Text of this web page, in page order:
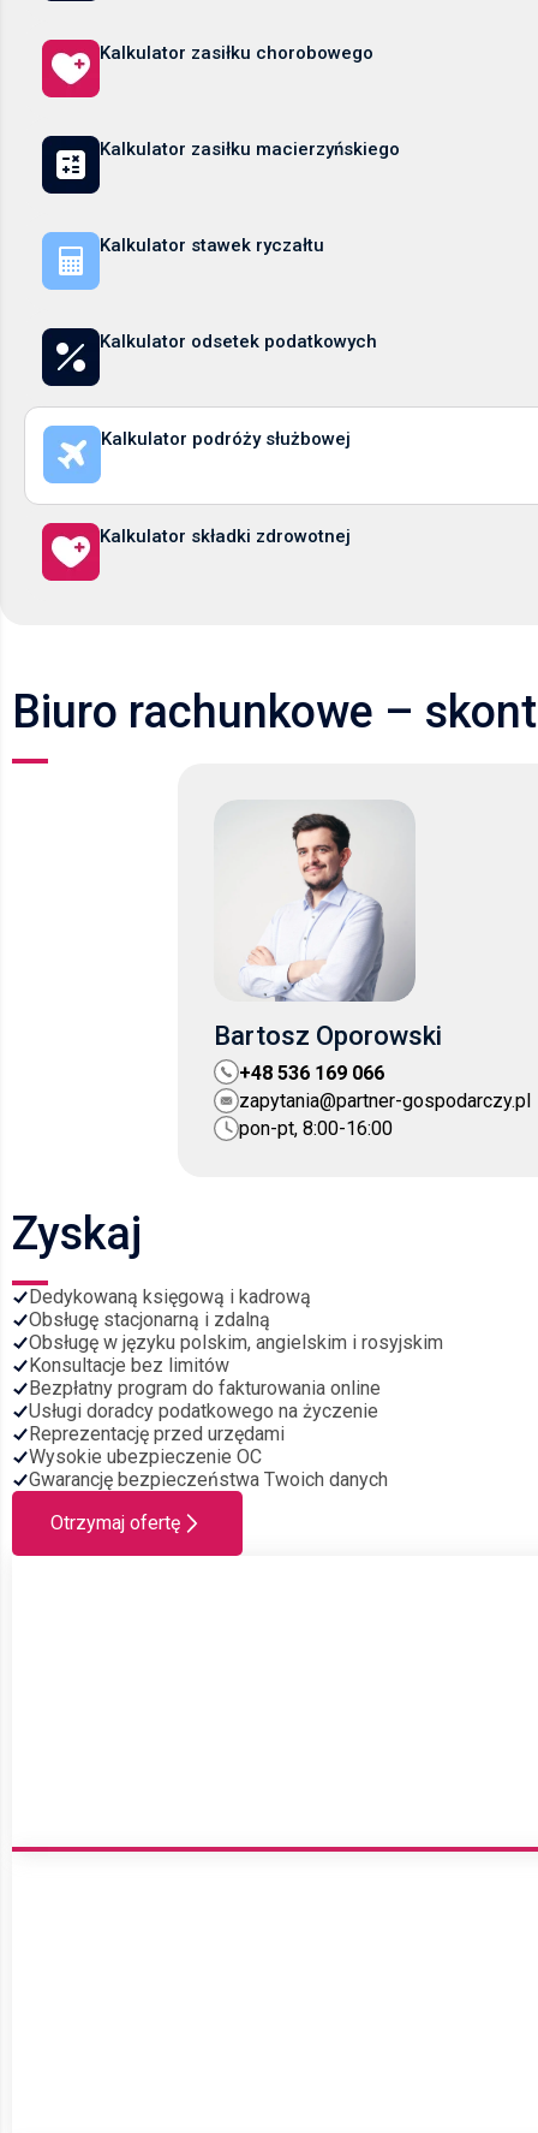
Kalkulator zasiłku chorobowego
Kalkulator zasiłku macierzyńskiego
Kalkulator stawek ryczałtu
Kalkulator odsetek podatkowych
Kalkulator podróży służbowej
Kalkulator składki zdrowotnej
Biuro rachunkowe –
Bartosz Oporowski
+48 536 169 066
zapytania@partner-gospodarczy.pl
pon-pt, 8:00-16:00
Zyskaj
Dedykowaną księgową i kadrową
Obsługę stacjonarną i zdalną
Obsługę w języku polskim, angielskim i rosyjskim
Konsultacje bez limitów
Bezpłatny program do fakturowania online
Usługi doradcy podatkowego na życzenie
Reprezentację przed urzędami
Wysokie ubezpieczenie OC
Gwarancję bezpieczeństwa Twoich danych
Otrzymaj ofertę